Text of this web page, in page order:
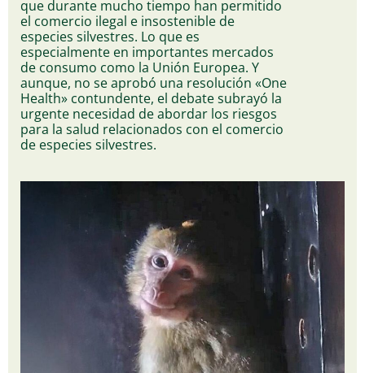
que durante mucho tiempo han permitido
el comercio ilegal e insostenible de
especies silvestres. Lo que es
especialmente en importantes mercados
de consumo como la Unión Europea. Y
aunque, no se aprobó una resolución «One
Health» contundente, el debate subrayó la
urgente necesidad de abordar los riesgos
para la salud relacionados con el comercio
de especies silvestres.